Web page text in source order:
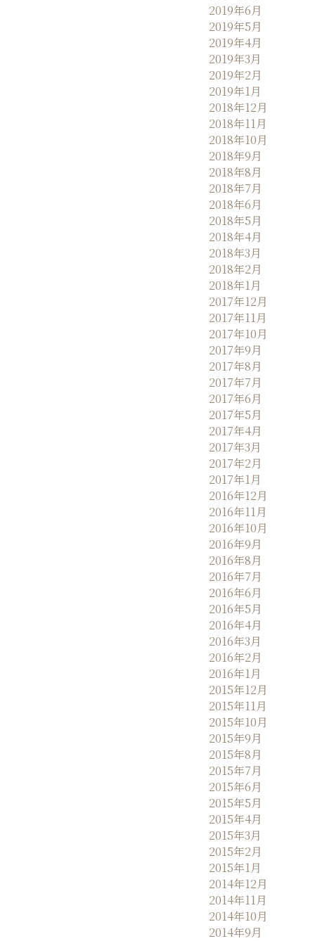
2019年6月
2019年5月
2019年4月
2019年3月
2019年2月
2019年1月
2018年12月
2018年11月
2018年10月
2018年9月
2018年8月
2018年7月
2018年6月
2018年5月
2018年4月
2018年3月
2018年2月
2018年1月
2017年12月
2017年11月
2017年10月
2017年9月
2017年8月
2017年7月
2017年6月
2017年5月
2017年4月
2017年3月
2017年2月
2017年1月
2016年12月
2016年11月
2016年10月
2016年9月
2016年8月
2016年7月
2016年6月
2016年5月
2016年4月
2016年3月
2016年2月
2016年1月
2015年12月
2015年11月
2015年10月
2015年9月
2015年8月
2015年7月
2015年6月
2015年5月
2015年4月
2015年3月
2015年2月
2015年1月
2014年12月
2014年11月
2014年10月
2014年9月